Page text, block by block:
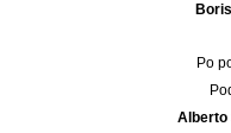
Po
Alberto